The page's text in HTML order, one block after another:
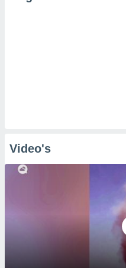
Video's